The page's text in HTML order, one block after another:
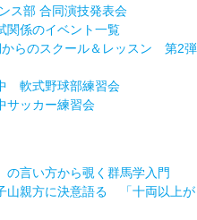
ス部 合同演技発表会
関係のイベント一覧
からのスクール＆レッスン 第2弾
軟式野球部練習会
サッカー練習会
言い方から覗く群馬学入門
山親方に決意語る 「十両以上が